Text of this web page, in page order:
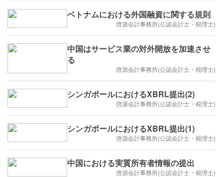
ベトナムにおける外国融資に関する規則
啓源会計事務所(公認会計士・税理士)
中国はサービス業の対外開放を加速させ
る
啓源会計事務所(公認会計士・税理士)
シンガポールにおけるXBRL提出(2)
啓源会計事務所(公認会計士・税理士)
シンガポールにおけるXBRL提出(1)
啓源会計事務所(公認会計士・税理士)
中国における実質所有者情報の提出
啓源会計事務所(公認会計士・税理士)